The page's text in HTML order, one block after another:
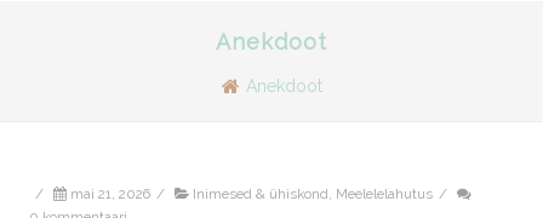
Anekdoot
Anekdoot
/ mai 21, 2026 / Inimesed & ühiskond, Meelelelahutus /